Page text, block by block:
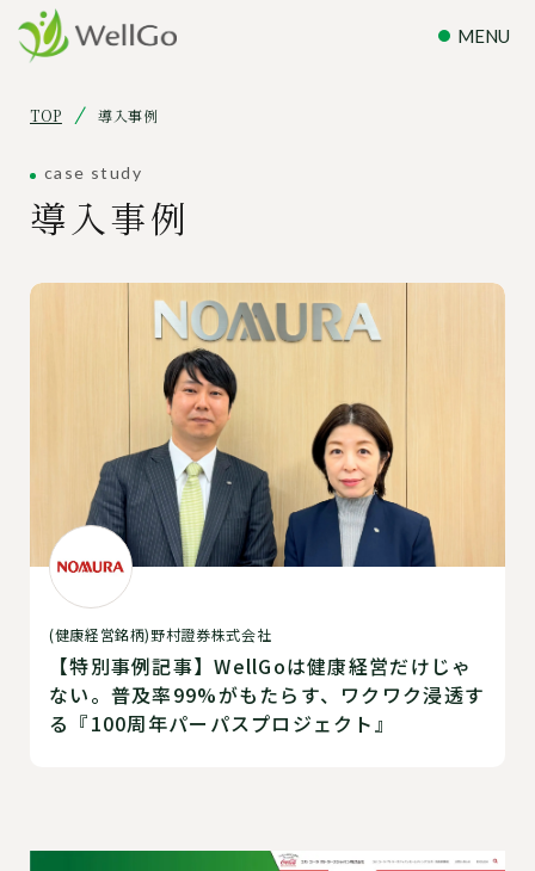
TOP 導入事例
case study
導入事例
(健康経営銘柄)野村證券株式会社
【特別事例記事】WellGoは健康経営だけじゃ
ない。普及率99%がもたらす、ワクワク浸透す
る『100周年パーパスプロジェクト』